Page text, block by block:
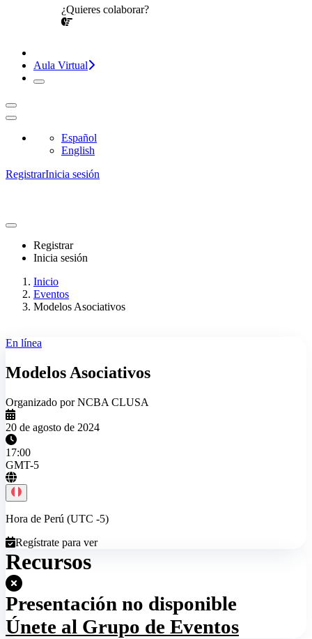
¿Quieres colaborar?
Aula Virtual
Español
English
RegistrarInicia sesión
Registrar
Inicia sesión
Inicio
Eventos
Modelos Asociativos
En línea
Modelos Asociativos
Organizado por NCBA CLUSA
20 de agosto de 2024
17:00
GMT-5
Hora de Perú (UTC -5)
Regístrate para ver
Recursos
Presentación no disponible
Únete al Grupo de Eventos